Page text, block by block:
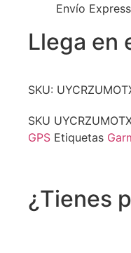
Envío Express
Llega en
SKU:
SKU
GPS Etiquetas
¿Tienes